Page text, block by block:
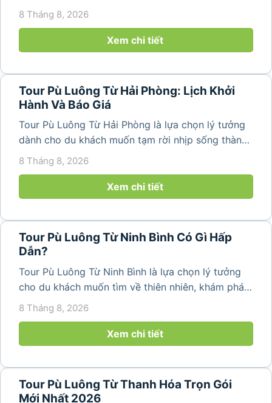
không khí trong lành và khám phá vẻ đẹp bình yên
của vùng núi Thanh Hóa. Với những bản làng mộc
8 Tháng 8, 2026
Xem chi tiết
Tour Pù Luông Từ Hải Phòng: Lịch Khởi
Hành Và Báo Giá
Tour Pù Luông Từ Hải Phòng là lựa chọn lý tưởng
dành cho du khách muốn tạm rời nhịp sống thành
phố để tìm về không gian núi rừng trong lành,
thang đặc trưng. Từ...
8 Tháng 8, 2026
Xem chi tiết
Tour Pù Luông Từ Ninh Bình Có Gì Hấp
Dẫn?
Tour Pù Luông Từ Ninh Bình là lựa chọn lý tưởng
cho du khách muốn tìm về thiên nhiên, khám phá
bản làng và tận hưởng không gian nghỉ dưỡng yên
bình. Với lịch trình 2N1Đ hoặc 3N2Đ, hành trình có
8 Tháng 8, 2026
Xem chi tiết
Tour Pù Luông Từ Thanh Hóa Trọn Gói
Mới Nhất 2026